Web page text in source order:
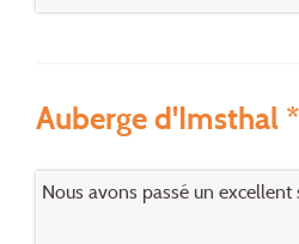
Auberge d'Imsthal
Nous avons passé un excellent